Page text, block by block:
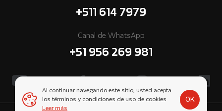
+511 614 7979
Canal de WhatsApp
+51 956 269 981
Al continuar navegando este sitio, usted acepta
los términos y condiciones de uso de cookies
Leer más
OK